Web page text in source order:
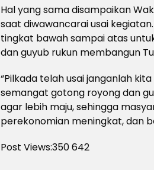
Hal yang sama disampaikan
saat diwawancarai usai
tingkat bawah sampai atas
dan guyub rukun membangun
“Pilkada telah usai janganlah
semangat gotong royong dan
agar lebih maju, sehingga
perekonomian meningkat, dan
Post Views:350642